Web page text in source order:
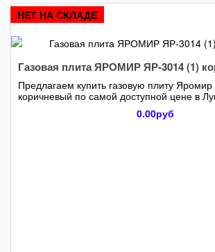
НЕТ НА СКЛАДЕ
Газовая плита ЯРОМИР ЯР-3014 (1)
Предлагаем купить газовую плиту
коричневый по самой доступной цене в
0.00руб